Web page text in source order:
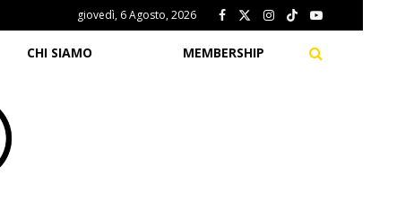
giovedì, 6 Agosto, 2026
CHI SIAMO MEMBERSHIP